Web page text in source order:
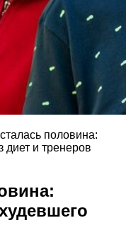
половина:
диет и тренеров